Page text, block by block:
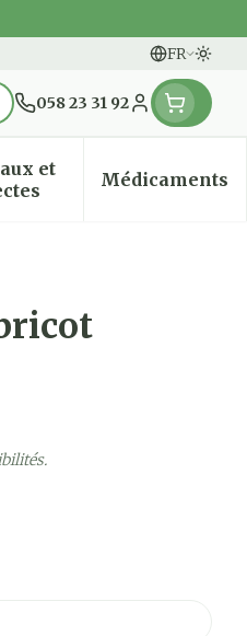
FR
Langues
058 23 31 92
Menu client
Naturopathie
pour la catégorie
et
Afficher le sous-menu
Médicaments
Afficher